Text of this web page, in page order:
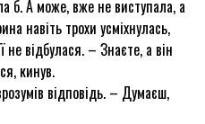
б. А може, вже не виступала, а
навіть трохи усміхнулась,
не відбулася. – Знаєте, а він
кинув.
відповідь. – Думаєш,